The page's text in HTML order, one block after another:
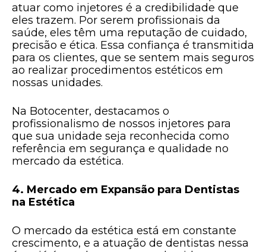
atuar como injetores é a credibilidade que
eles trazem. Por serem profissionais da
saúde, eles têm uma reputação de cuidado,
precisão e ética. Essa confiança é transmitida
para os clientes, que se sentem mais seguros
ao realizar procedimentos estéticos em
nossas unidades.
Na Botocenter, destacamos o
profissionalismo de nossos injetores para
que sua unidade seja reconhecida como
referência em segurança e qualidade no
mercado da estética.
4. Mercado em Expansão para Dentistas
na Estética
O mercado da estética está em constante
crescimento, e a atuação de dentistas nessa